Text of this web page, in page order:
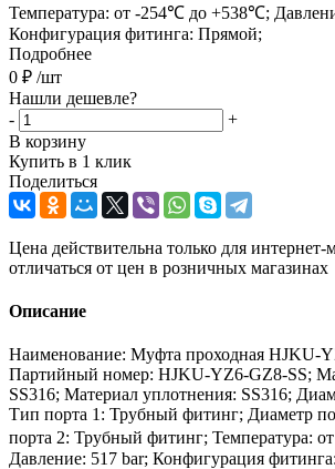
Температура: от -254℃ до +538℃;
Конфигурация фитинга: Прямой;
Подробнее
0 ₽ /шт
Нашли дешевле?
-
+
В корзину
Купить в 1 клик
Поделиться
Цена действительна только для
отличаться от цен в розничных магазинах
Описание
Наименование: Муфта проходная HJKU-
Партийный номер: HJKU-YZ6-GZ8-SS;
SS316; Материал уплотнения: SS316;
Тип порта 1: Трубный фитинг; Диаметр
порта 2: Трубный фитинг; Температура:
Давление: 517 bar; Конфигурация